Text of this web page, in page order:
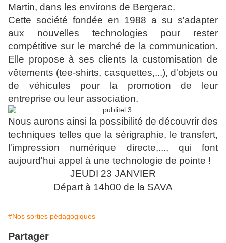
Martin, dans les environs de Bergerac.
Cette société fondée en 1988 a su s'adapter
aux nouvelles technologies pour rester
compétitive sur le marché de la communication.
Elle propose à ses clients la customisation de
vêtements (tee-shirts, casquettes,...), d'objets ou
de véhicules pour la promotion de leur
entreprise ou leur association.
Nous aurons ainsi la possibilité de découvrir des
techniques telles que la sérigraphie, le transfert,
l'impression numérique directe,..., qui font
aujourd'hui appel à une technologie de pointe !
JEUDI 23 JANVIER
Départ à 14h00 de la SAVA
#Nos sorties pédagogiques
Partager